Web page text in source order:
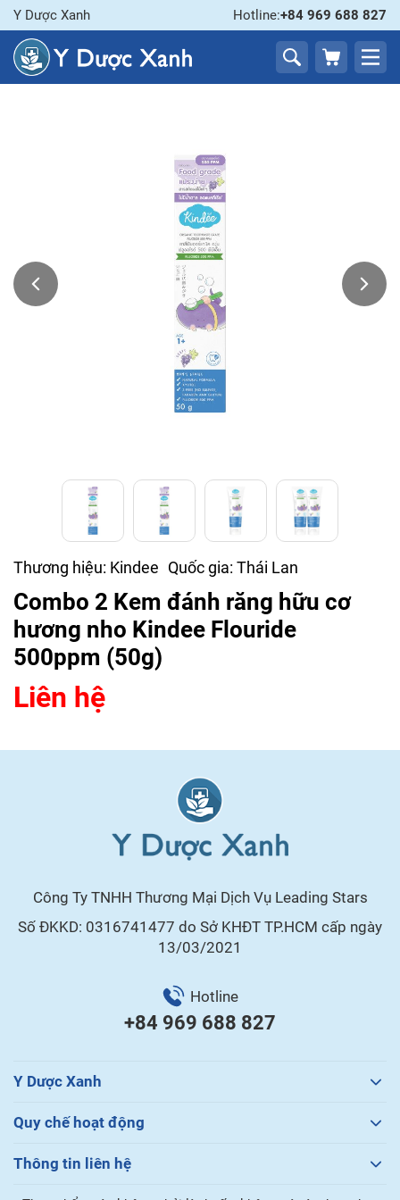
Y Dược Xanh Hotline:+84 969 688 827
Thương hiệu: Kindee Quốc gia: Thái Lan
Combo 2 Kem đánh răng hữu cơ
hương nho Kindee Flouride
500ppm (50g)
Liên hệ
Công Ty TNHH Thương Mại Dịch Vụ Leading Stars
Số ĐKKD: 0316741477 do Sở KHĐT TP.HCM cấp ngày
13/03/2021
Hotline
+84 969 688 827
Y Dược Xanh
Quy chế hoạt động
Thông tin liên hệ